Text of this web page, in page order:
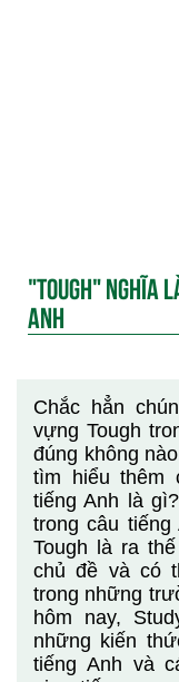
"TOUGH" NGHĨA
ANH
Chắc hẳn
vựng Tough
đúng không
tìm hiểu thêm
tiếng Anh là
trong câu
Tough là ra
chủ đề và có
trong những
hôm nay,
những kiến
tiếng Anh và